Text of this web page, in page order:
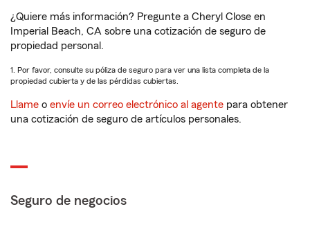
¿Quiere más información? Pregunte a Cheryl Close en
Imperial Beach, CA sobre una cotización de seguro de
propiedad personal.
1. Por favor, consulte su póliza de seguro para ver una lista completa de la
propiedad cubierta y de las pérdidas cubiertas.
Llame o envíe un correo electrónico al agente para obtener
una cotización de seguro de artículos personales.
Seguro de negocios